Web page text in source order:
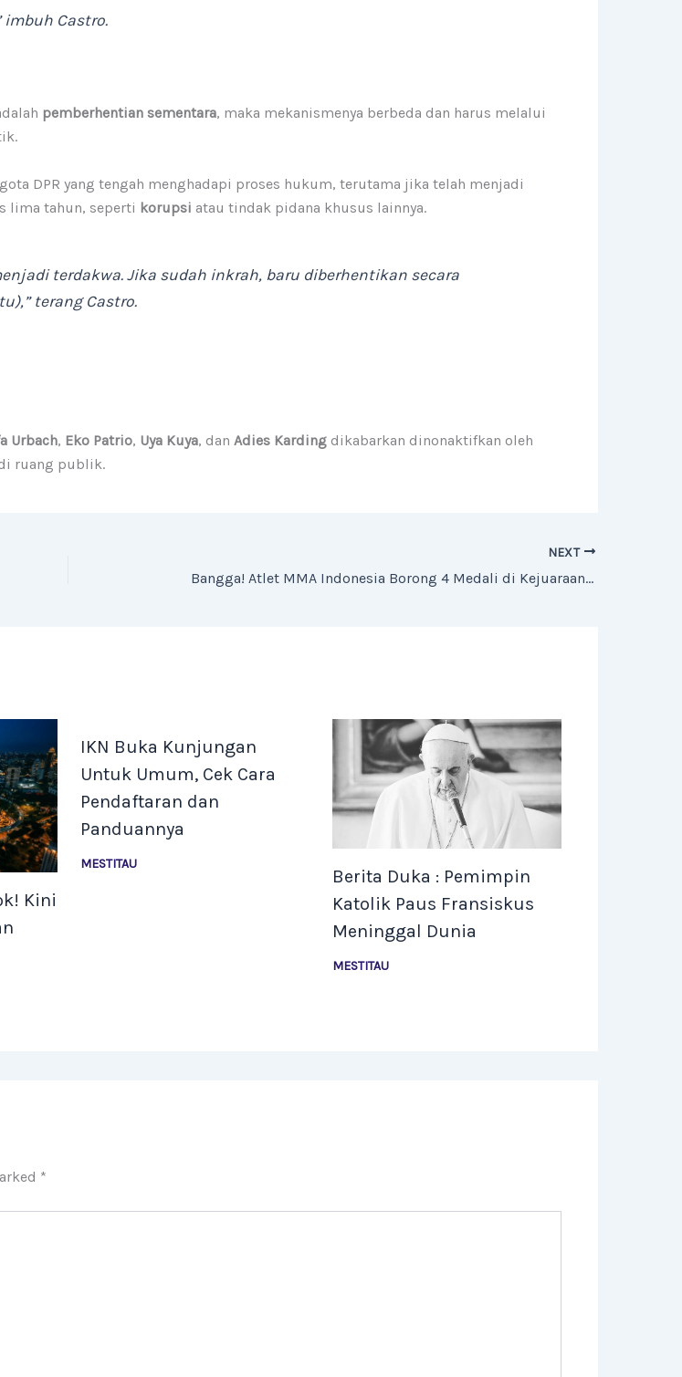
imbuh Castro.
pemberhentian sementara, maka mekanismenya berbeda dan harus melalui
DPR yang tengah menghadapi proses hukum, terutama jika telah menjadi
lima tahun, seperti korupsi atau tindak pidana khusus lainnya.
terdakwa. Jika sudah inkrah, baru diberhentikan secara
terang Castro.
Urbach, Eko Patrio, Uya Kuya, dan Adies Karding dikabarkan dinonaktifkan oleh
ruang publik.
NEXT
Bangga! Atlet MMA Indonesia Borong 4 Medali di Kejuaraan Bahrain
Kini
IKN Buka Kunjungan
Untuk Umum, Cek Cara
Pendaftaran dan
Panduannya
MESTITAU
Berita Duka : Pemimpin
Katolik Paus Fransiskus
Meninggal Dunia
MESTITAU
*